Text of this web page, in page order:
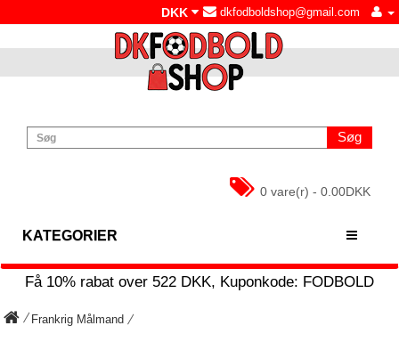
dkfodboldshop@gmail.com
DKK
Søg
0 vare(r) - 0.00DKK
KATEGORIER
Få 10% rabat over 522 DKK, Kuponkode: FODBOLD
Frankrig Målmand